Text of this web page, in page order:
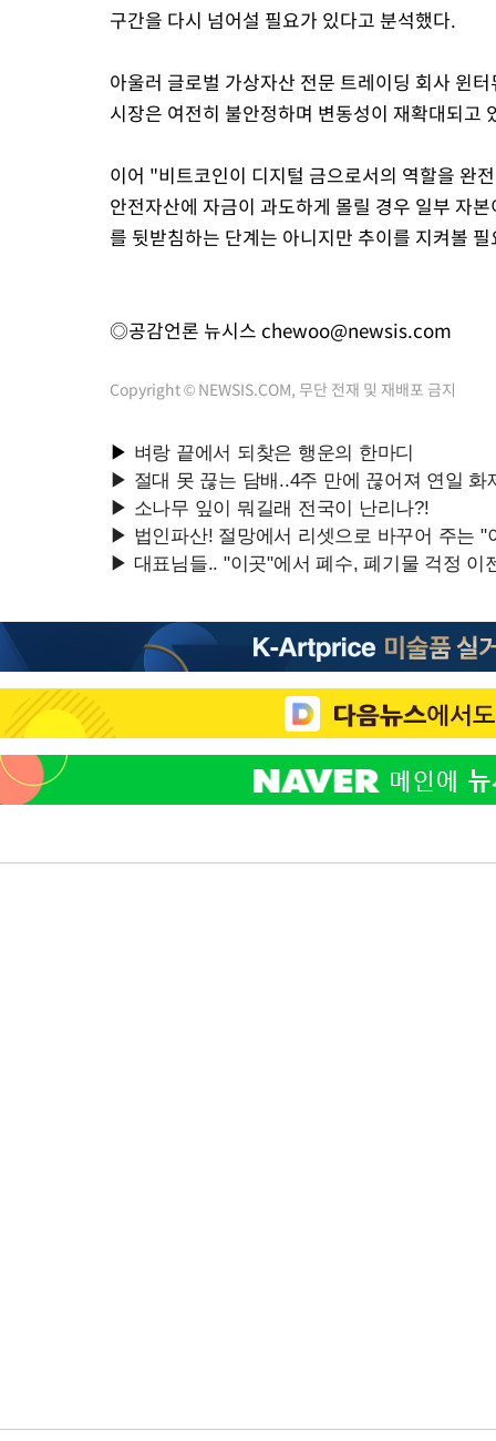
구간을 다시 넘어설 필요가 있다고 분석했다.
아울러 글로벌 가상자산 전문 트레이딩 회사 윈
시장은 여전히 불안정하며 변동성이 재확대되고
이어 "비트코인이 디지털 금으로서의 역할을 완
안전자산에 자금이 과도하게 몰릴 경우 일부 자
를 뒷받침하는 단계는 아니지만 추이를 지켜볼
◎공감언론 뉴시스 chewoo@newsis.com
Copyright © NEWSIS.COM, 무단 전재 및 재배포 금지